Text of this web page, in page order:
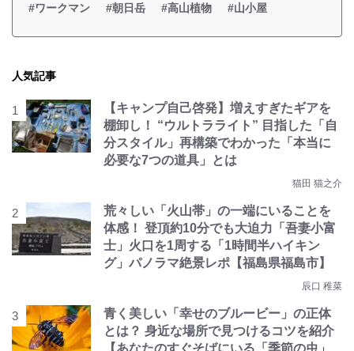
#ワークマン
#朝日岳 #高山植物 #山小屋
人気記事
【キャンプ自己啓発】増えすぎたギアを
棚卸し！ “ウルトラライト” 目指した「自
分スタイル」再構築でわかった「本当に
必要な7つの道具」とは
猫田 猫之介
荒々しい「火山帯」の一端にいることを
体感！ 登頂約10分でも大迫力「吾妻小富
士」火口を1周する「1時間半ハイキン
グ」パノラマ絶景レポ【福島県福島市】
辰口 稚菜
青く美しい「幸せのブルービー」の正体
とは？ 身近な場所で見つけるコツを紹介
【あなたのすぐそばにいる「季節の虫」